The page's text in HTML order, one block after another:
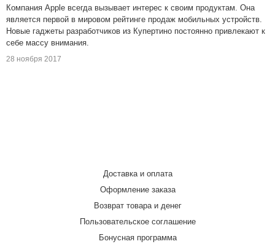
Компания Apple всегда вызывает интерес к своим продуктам. Она
является первой в мировом рейтинге продаж мобильных устройств.
Новые гаджеты разработчиков из Купертино постоянно привлекают к
себе массу внимания.
28 ноября 2017
Доставка и оплата
Оформление заказа
Возврат товара и денег
Пользовательское соглашение
Бонусная программа